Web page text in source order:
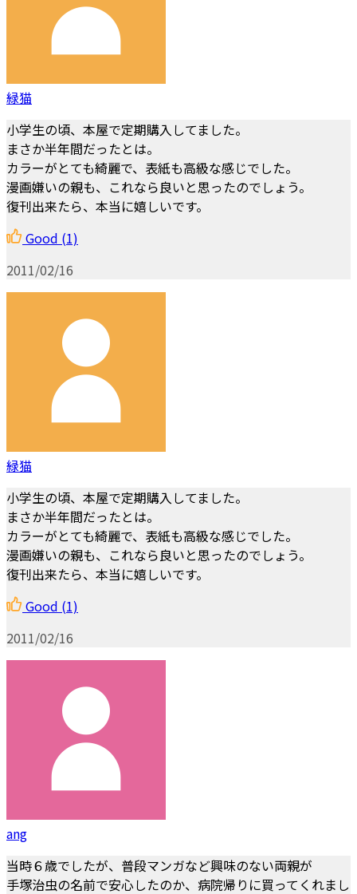
緑猫
小学生の頃、本屋で定期購入してました。
まさか半年間だったとは。
カラーがとても綺麗で、表紙も高級な感じでした。
漫画嫌いの親も、これなら良いと思ったのでしょう。
復刊出来たら、本当に嬉しいです。
Good (1)
2011/02/16
緑猫
小学生の頃、本屋で定期購入してました。
まさか半年間だったとは。
カラーがとても綺麗で、表紙も高級な感じでした。
漫画嫌いの親も、これなら良いと思ったのでしょう。
復刊出来たら、本当に嬉しいです。
Good (1)
2011/02/16
ang
当時６歳でしたが、普段マンガなど興味のない両親が
手塚治虫の名前で安心したのか、病院帰りに買ってくれまし